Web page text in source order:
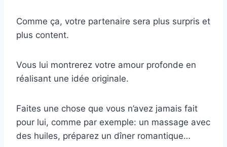
Comme ça, votre partenaire sera plus surpris et
plus content.
Vous lui montrerez votre amour profonde en
réalisant une idée originale.
Faites une chose que vous n’avez jamais fait
pour lui, comme par exemple: un massage avec
des huiles, préparez un dîner romantique…